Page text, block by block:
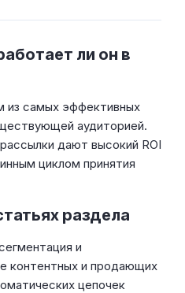
ли он в
из самых эффективных
аудиторией.
дают высокий ROI
циклом принятия
раздела
и
контентных и продающих
цепочек